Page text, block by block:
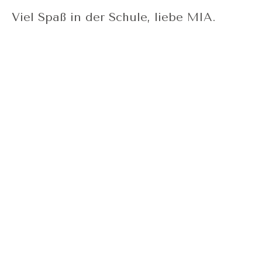
Viel Spaß in der Schule, liebe MIA.